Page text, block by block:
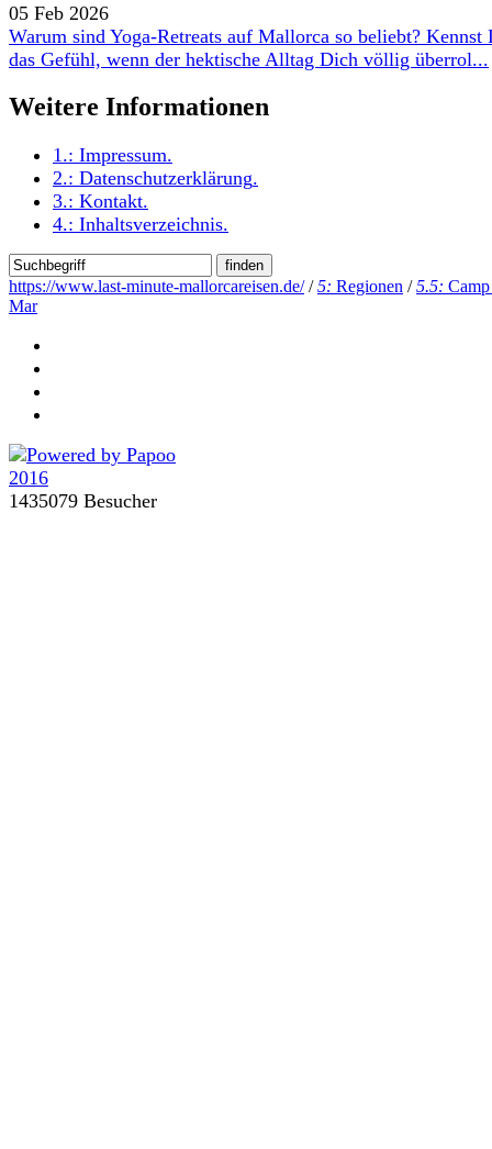
05 Feb 2026
Warum sind Yoga-Retreats auf Mallorca so beliebt? Kennst
das Gefühl, wenn der hektische Alltag Dich völlig überrol...
Weitere Informationen
1.: Impressum.
2.: Datenschutzerklärung.
3.: Kontakt.
4.: Inhaltsverzeichnis.
https://www.last-minute-mallorcareisen.de/ /5: Regionen /5.5:
Mar
1435079 Besucher